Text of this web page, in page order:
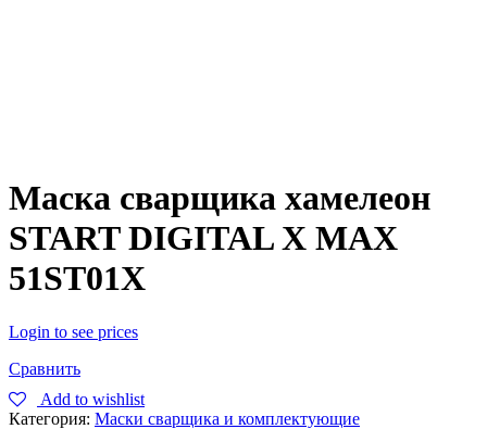
Маска сварщика хамелеон
START DIGITAL X MAX
51ST01X
Login to see prices
Сравнить
Add to wishlist
Категория: Маски сварщика и комплектующие